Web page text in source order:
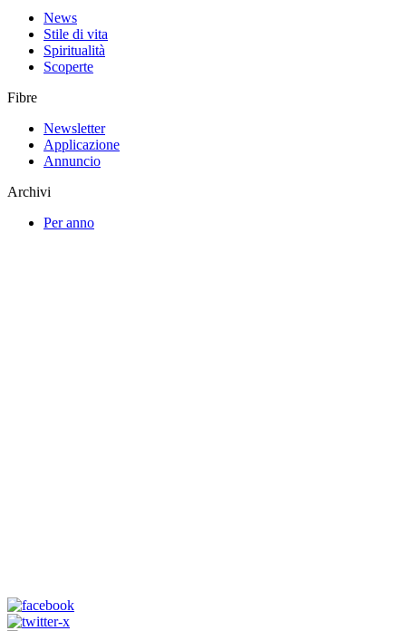
News
Stile di vita
Spiritualità
Scoperte
Fibre
Newsletter
Applicazione
Annuncio
Archivi
Per anno